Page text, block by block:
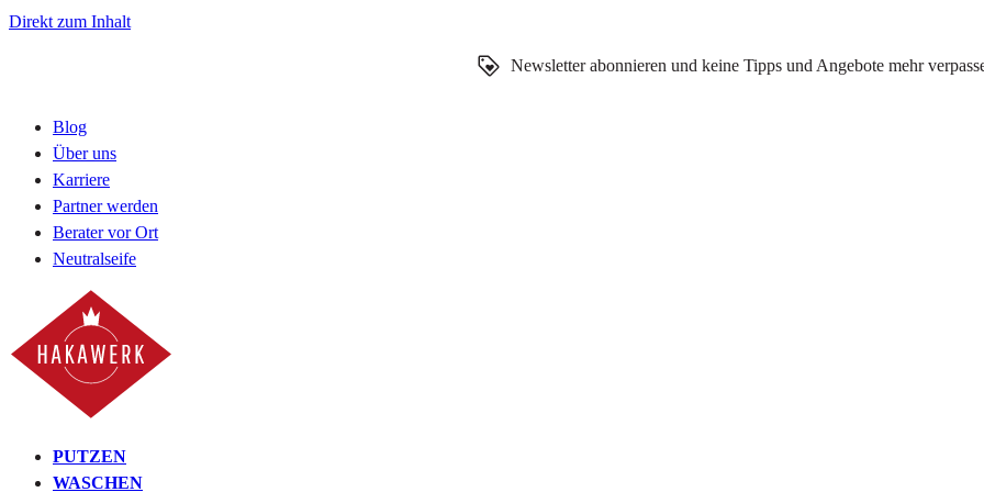
Direkt zum Inhalt
Newsletter abonnieren und keine Tipps und Angebote mehr
Blog
Über uns
Karriere
Partner werden
Berater vor Ort
Neutralseife
PUTZEN
WASCHEN